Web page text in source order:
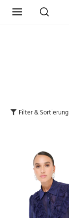
Filter & Sortierung